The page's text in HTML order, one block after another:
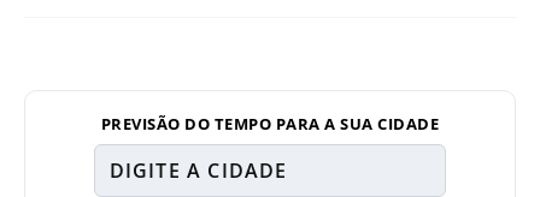
PREVISÃO DO TEMPO PARA A SUA CIDADE